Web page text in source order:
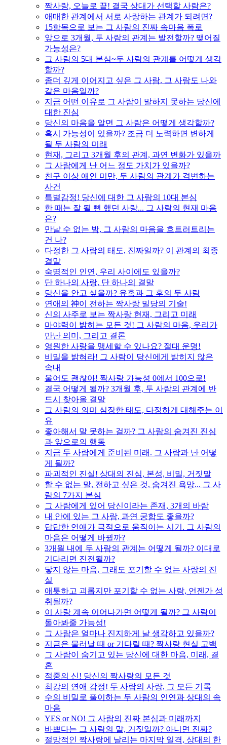
짝사랑, 오늘로 끝! 결국 상대가 선택할 사람은?
애매한 관계에서 서로 사랑하는 관계가 되려면?
15항목으로 보는 그 사람의 진짜 속마음 폭로
앞으로 3개월, 두 사람의 관계는 발전할까? 맺어질
가능성은?
그 사람의 5대 본심~두 사람의 관계를 어떻게 생각
할까?
좀더 깊게 이어지고 싶은 그 사람. 그 사람도 나와
같은 마음일까?
지금 어떤 이유로 그 사람이 말하지 못하는 당신에
대한 진심
당신의 마음을 알면 그 사람은 어떻게 생각할까?
혹시 가능성이 있을까? 조금 더 노력하면 변하게
될 두 사람의 미래
현재, 그리고 3개월 후의 관계, 과연 변화가 있을까
그 사람에게 난 어느 정도 가치가 있을까?
친구 이상 애인 미만, 두 사람의 관계가 격변하는
사건
특별감정! 당신에 대한 그 사람의 10대 본심
한 때는 잘 될 뻔 했던 사랑... 그 사람의 현재 마음
은?
만날 수 없는 밤, 그 사람의 마음을 흐트러트리는
건 나?
다정한 그 사람의 태도, 진짜일까? 이 관계의 최종
결말
숙명적인 인연, 우리 사이에도 있을까?
단 하나의 사랑, 단 하나의 결말
당신을 안고 싶을까? 유혹과 그 후의 두 사람
연애의 神이 전하는 짝사랑 밀당의 기술!
신의 사주로 보는 짝사랑 현재, 그리고 미래
마야력이 밝히는 모든 것! 그 사람의 마음, 우리가
만난 의미, 그리고 결론
영원한 사랑을 맹세할 수 있나요? 절대 운명!
비밀을 밝혀라! 그 사람이 당신에게 밝히지 않은
속내
울어도 괜찮아! 짝사랑 가능성 0에서 100으로!
결국 어떻게 될까? 3개월 후, 두 사람의 관계에 반
드시 찾아올 결말
그 사람의 의미 심장한 태도, 다정하게 대해주는 이
유
좋아해서 말 못하는 걸까? 그 사람의 숨겨진 진심
과 앞으로의 행동
지금 두 사람에게 준비된 미래. 그 사람과 난 어떻
게 될까?
파괴적인 진실! 상대의 진심, 본성, 비밀, 거짓말
할 수 없는 말, 전하고 싶은 것, 숨겨진 욕망... 그 사
람의 7가지 본심
그 사람에게 있어 당신이라는 존재, 3개의 바람
내 안에 있는 그 사람, 과연 궁합도 좋을까?
답답한 연애가 극적으로 움직이는 시기. 그 사람의
마음은 어떻게 바뀔까?
3개월 내에 두 사람의 관계는 어떻게 될까? 이대로
기다리면 진전될까?
닿지 않는 마음, 그래도 포기할 수 없는 사랑의 진
실
애틋하고 괴롭지만 포기할 수 없는 사랑, 언젠가 성
취될까?
이 사랑 계속 이어나가면 어떻게 될까? 그 사람이
돌아봐줄 가능성!
그 사람은 얼마나 진지하게 날 생각하고 있을까?
지금은 물러날 때 or 기다릴 때? 짝사랑 현실 고백
그 사람이 숨기고 있는 당신에 대한 마음, 미래, 결
혼
적중의 신! 당신의 짝사랑의 모든 것
최강의 연애 감정! 두 사람의 사랑, 그 모든 기록
수의 비밀로 풀이하는 두 사람의 인연과 상대의 속
마음
YES or NO! 그 사람의 진짜 본심과 미래까지
바쁘다는 그 사람의 말, 거짓일까? 아니면 진짜?
절망적인 짝사랑에 날리는 마지막 일격, 상대의 한